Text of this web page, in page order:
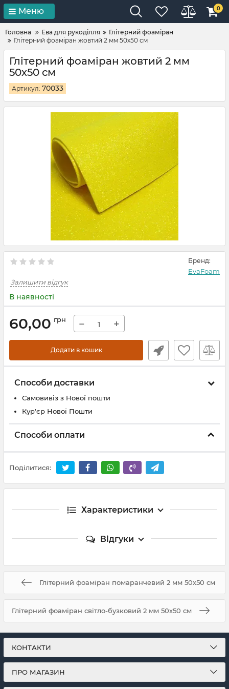
Меню 0
Головна Ева для рукоділля
Глітерний фоаміран
Глітерний фоаміран жовтий 2 мм 50х50 см
Глітерний фоаміран жовтий 2 мм
50х50 см
Артикул: 70033
Бренд:
EvaFoam
Залишити відгук
В наявності
60,00 грн − +
Додати в кошик
Способи доставки
Самовивіз з Нової пошти
Кур'єр Нової Пошти
Способи оплати
Поділитися:
Характеристики
Відгуки
Глітерний фоаміран помаранчевий 2 мм 50х50 см
Глітерний фоаміран світло-бузковий 2 мм 50х50 см
КОНТАКТИ
ПРО МАГАЗИН